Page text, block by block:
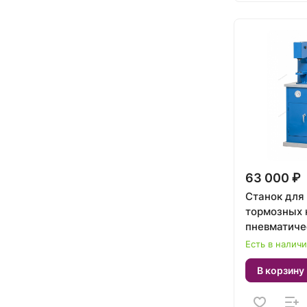
63 000 ₽
Станок для
тормозных
NORDBERG
Есть в
В корзину